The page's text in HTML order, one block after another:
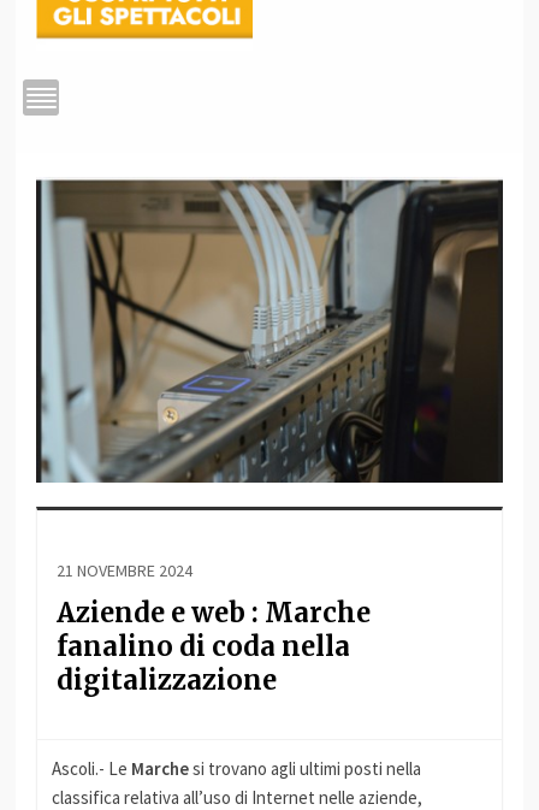
21 NOVEMBRE 2024
Aziende e web : Marche
fanalino di coda nella
digitalizzazione
Ascoli.- Le Marchesi trovano agli ultimi posti nella
classifica relativa all’uso di Internet nelle aziende,